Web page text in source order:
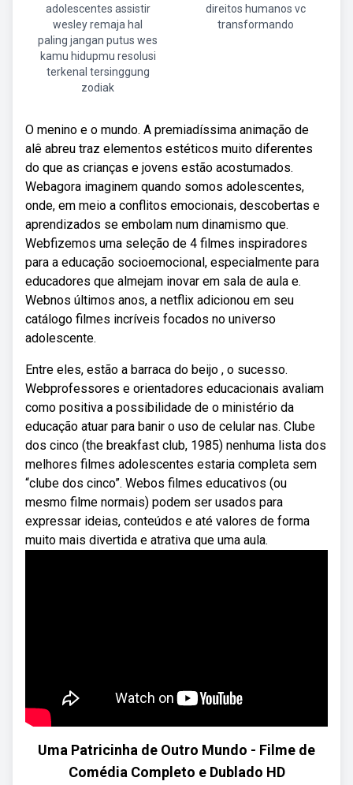
adolescentes assistir
wesley remaja hal
paling jangan putus wes
kamu hidupmu resolusi
terkenal tersinggung
zodiak
direitos humanos vc
transformando
O menino e o mundo. A premiadíssima animação de
alê abreu traz elementos estéticos muito diferentes
do que as crianças e jovens estão acostumados.
Webagora imaginem quando somos adolescentes,
onde, em meio a conflitos emocionais, descobertas e
aprendizados se embolam num dinamismo que.
Webfizemos uma seleção de 4 filmes inspiradores
para a educação socioemocional, especialmente para
educadores que almejam inovar em sala de aula e.
Webnos últimos anos, a netflix adicionou em seu
catálogo filmes incríveis focados no universo
adolescente.
Entre eles, estão a barraca do beijo , o sucesso.
Webprofessores e orientadores educacionais avaliam
como positiva a possibilidade de o ministério da
educação atuar para banir o uso de celular nas. Clube
dos cinco (the breakfast club, 1985) nenhuma lista dos
melhores filmes adolescentes estaria completa sem
“clube dos cinco”. Webos filmes educativos (ou
mesmo filme normais) podem ser usados para
expressar ideias, conteúdos e até valores de forma
muito mais divertida e atrativa que uma aula.
Uma Patricinha de Outro Mundo - Filme de
Comédia Completo e Dublado HD